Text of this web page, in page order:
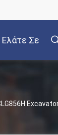
Σε